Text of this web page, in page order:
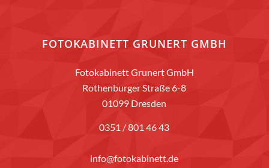
FOTOKABINETT GRUNERT GMBH
Fotokabinett Grunert GmbH
Rothenburger Straße 6-8
01099 Dresden
0351 / 801 46 43
info@fotokabinett.de